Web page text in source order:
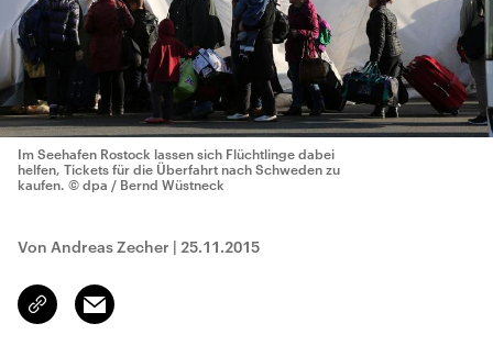
Im Seehafen Rostock lassen sich Flüchtlinge dabei
helfen, Tickets für die Überfahrt nach Schweden zu
kaufen. © dpa / Bernd Wüstneck
Von Andreas Zecher | 25.11.2015
Link
kopieren/teilen
Email